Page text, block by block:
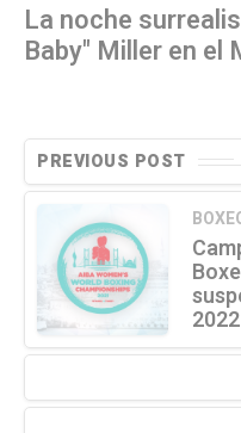
La noche
Baby" Miller en el
PREVIOUS POST
2022